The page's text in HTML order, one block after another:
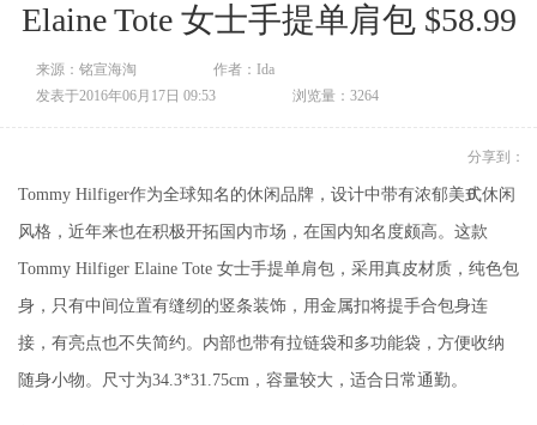
Elaine Tote 女士手提单肩包 $58.99
来源：铭宣海淘
作者：Ida
发表于2016年06月17日 09:53
浏览量：3264
分享到：
0
Tommy Hilfiger作为全球知名的休闲品牌，设计中带有浓郁美式休闲
风格，近年来也在积极开拓国内市场，在国内知名度颇高。这款
Tommy Hilfiger Elaine Tote 女士手提单肩包，采用真皮材质，纯色包
身，只有中间位置有缝纫的竖条装饰，用金属扣将提手合包身连
接，有亮点也不失简约。内部也带有拉链袋和多功能袋，方便收纳
随身小物。尺寸为34.3*31.75cm，容量较大，适合日常通勤。